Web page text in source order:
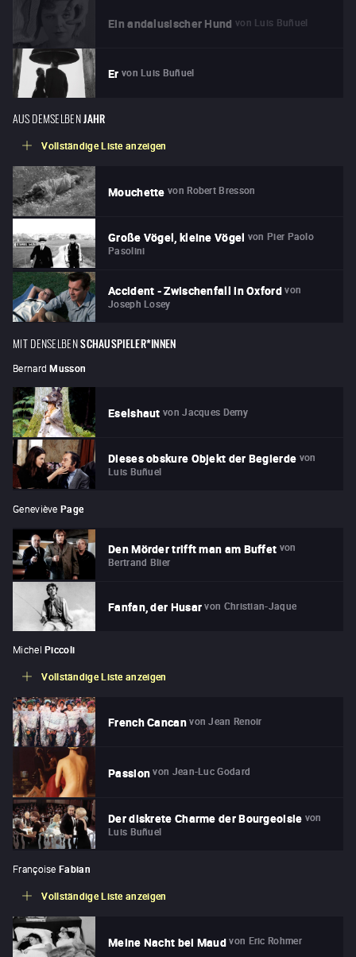
Ein andalusischer Hund von Luis Buñuel
Er von Luis Buñuel
AUS DEMSELBENJAHR
Vollständige Liste anzeigen
Mouchette von Robert Bresson
Große Vögel, kleine Vögel von Pier Paolo
Pasolini
Accident - Zwischenfall in Oxford von
Joseph Losey
MIT DENSELBENSCHAUSPIELER*INNEN
Bernard Musson
Eselshaut von Jacques Demy
Dieses obskure Objekt der Begierde von
Luis Buñuel
Geneviève Page
Den Mörder trifft man am Buffet von
Bertrand Blier
Fanfan, der Husar von Christian-Jaque
Michel Piccoli
Vollständige Liste anzeigen
French Cancan von Jean Renoir
Passion von Jean-Luc Godard
Der diskrete Charme der Bourgeoisie von
Luis Buñuel
Françoise Fabian
Vollständige Liste anzeigen
Meine Nacht bei Maud von Eric Rohmer